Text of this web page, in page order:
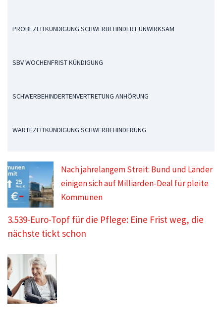
PROBEZEITKÜNDIGUNG SCHWERBEHINDERT UNWIRKSAM
SBV WOCHENFRIST KÜNDIGUNG
SCHWERBEHINDERTENVERTRETUNG ANHÖRUNG
WARTEZEITKÜNDIGUNG SCHWERBEHINDERUNG
Nach jahrelangem Streit: Bund und Länder
einigen sich auf Milliarden-Deal für pleite
Kommunen
3.539-Euro-Topf für die Pflege: Eine Frist weg, die
nächste tickt schon